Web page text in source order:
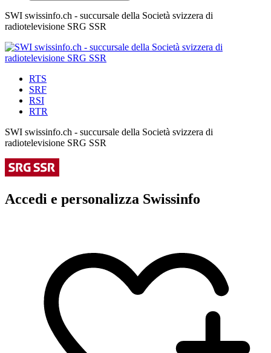
SWI swissinfo.ch - succursale della Società svizzera di
radiotelevisione SRG SSR
RTS
SRF
RSI
RTR
SWI swissinfo.ch - succursale della Società svizzera di
radiotelevisione SRG SSR
Accedi e personalizza Swissinfo